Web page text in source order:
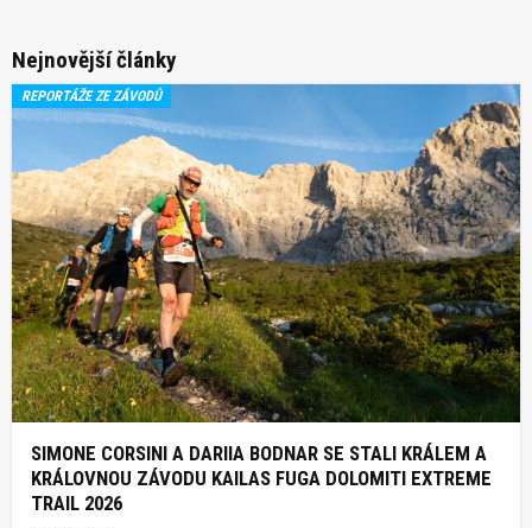
Nejnovější články
REPORTÁŽE ZE ZÁVODŮ
SIMONE CORSINI A DARIIA BODNAR SE STALI KRÁLEM A
KRÁLOVNOU ZÁVODU KAILAS FUGA DOLOMITI EXTREME
TRAIL 2026